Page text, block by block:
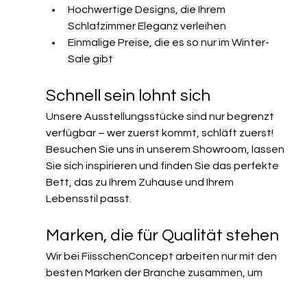
Hochwertige Designs, die Ihrem
Schlafzimmer Eleganz verleihen
Einmalige Preise, die es so nur im Winter-
Sale gibt
Schnell sein lohnt sich
Unsere Ausstellungsstücke sind nur begrenzt
verfügbar – wer zuerst kommt, schläft zuerst!
Besuchen Sie uns in unserem Showroom, lassen
Sie sich inspirieren und finden Sie das perfekte
Bett, das zu Ihrem Zuhause und Ihrem
Lebensstil passt.
Marken, die für Qualität stehen
Wir bei FiisschenConcept arbeiten nur mit den
besten Marken der Branche zusammen, um